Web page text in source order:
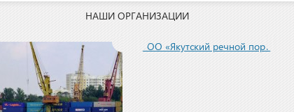
НАШИ ОРГАНИЗАЦИИ
ООО «Якутский речной порт»